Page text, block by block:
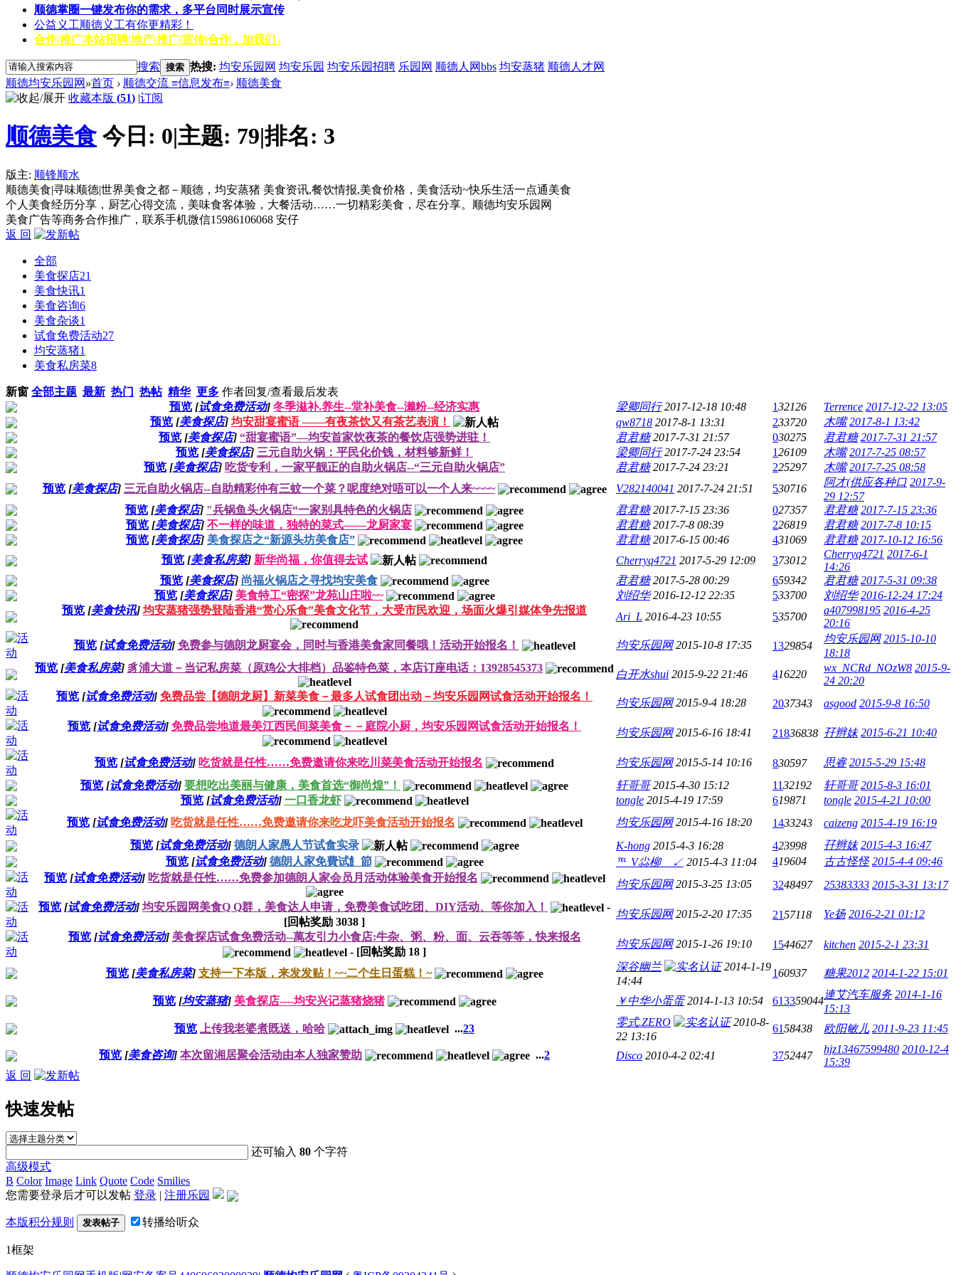
顺德掌圈一键发布你的需求，多平台同时展示宣传
公益义工顺德义工有你更精彩！
合作/推广本站招聘|地产|推广|宣传|合作，加我们↓
搜索 搜索 热搜: 均安乐园网 均安乐园 均安乐园招聘 乐园网 顺德人网bbs 均安蒸猪 顺德人才网
顺德均安乐园网 »首页 › 顺德交流 ≡信息发布≡› 顺德美食
收藏本版 (51) |订阅
顺德美食 今日: 0|主题: 79|排名: 3
版主: 顺锋顺水
顺德美食|寻味顺德|世界美食之都－顺德，均安蒸猪 美食资讯,餐饮情报,美食价格，美食活动~快乐生活一点通美食
个人美食经历分享，厨艺心得交流，美味食客体验，大餐活动……一切精彩美食，尽在分享。顺德均安乐园网
美食广告等商务合作推广，联系手机微信15986106068 安仔
返 回
全部
美食探店21
美食快讯1
美食咨询6
美食杂谈1
试食免费活动27
均安蒸猪1
美食私房菜8
新窗 全部主题 最新 热门 热帖 精华 更多 作者回复/查看最后发表
预览 [试食免费活动] 冬季滋补.养生--堂补美食--濑粉--经济实惠 梁卿同行 2017-12-18 10:48 132126 Terrence 2017-12-22 13:05
预览 [美食探店] 均安甜宴蜜语 ——有夜茶饮又有茶艺表演！ qw8718 2017-8-1 13:31 233720 木嘴 2017-8-1 13:42
预览 [美食探店] “甜宴蜜语”—均安首家饮夜茶的餐饮店强势进驻！ 君君糖 2017-7-31 21:57 030275 君君糖 2017-7-31 21:57
预览 [美食探店] 三元自助火锅：平民化价钱，材料够新鲜！ 梁卿同行 2017-7-24 23:54 126109 木嘴 2017-7-25 08:57
预览 [美食探店] 吃货专利，一家平靓正的自助火锅店--“三元自助火锅店” 君君糖 2017-7-24 23:21 225297 木嘴 2017-7-25 08:58
预览 [美食探店] 三元自助火锅店--自助精彩仲有三蚊一个菜？呢度绝对唔可以一个人来~~~~ V282140041 2017-7-24 21:51 530716
阿才(供应各种口 2017-9-
29 12:57
预览 [美食探店] "兵锅鱼头火锅店“一家别具特色的火锅店 君君糖 2017-7-15 23:36 027357 君君糖 2017-7-15 23:36
预览 [美食探店] 不一样的味道，独特的菜式——龙厨家宴 君君糖 2017-7-8 08:39 226819 君君糖 2017-7-8 10:15
预览 [美食探店] 美食探店之“新源头坊美食店” 君君糖 2017-6-15 00:46 431069 君君糖 2017-10-12 16:56
预览 [美食私房菜] 新华尚福，你值得去试 Cherryq4721 2017-5-29 12:09 373012
Cherryq4721 2017-6-1
14:26
预览 [美食探店] 尚福火锅店之寻找均安美食 君君糖 2017-5-28 00:29 659342 君君糖 2017-5-31 09:38
预览 [美食探店] 美食特工“密探”龙苑山庄啦~~ 刘绍华 2016-12-12 22:35 533700 刘绍华 2016-12-24 17:24
预览 [美食快讯] 均安蒸猪强势登陆香港“赏心乐食”美食文化节，大受市民欢迎，场面火爆引媒体争先报道
Ari_L 2016-4-23 10:55 535700
a407998195 2016-4-25
20:16
预览 [试食免费活动] 免费参与德朗龙厨宴会，同时与香港美食家同餐哦！活动开始报名！ 均安乐园网 2015-10-8 17:35 1329854
均安乐园网 2015-10-10
18:18
预览 [美食私房菜] 豸浦大道－当记私房菜（原鸡公大排档）品鉴特色菜，本店订座电话：13928545373
白开水shui 2015-9-22 21:46 416220
wx_NCRd_NOzW8 2015-9-
24 20:20
预览 [试食免费活动] 免费品尝【德朗龙厨】新菜美食－最多人试食团出动－均安乐园网试食活动开始报名！
均安乐园网 2015-9-4 18:28 2037343 asgood 2015-9-8 16:50
预览 [试食免费活动] 免费品尝地道最美江西民间菜美食－－庭院小厨，均安乐园网试食活动开始报名！
均安乐园网 2015-6-16 18:41 21836838 孖辫妹 2015-6-21 10:40
预览 [试食免费活动] 吃货就是任性……免费邀请你来吃川菜美食活动开始报名 均安乐园网 2015-5-14 10:16 830597 思睿 2015-5-29 15:48
预览 [试食免费活动] 要想吃出美丽与健康，美食首选“御尚煌”！ 轩哥哥 2015-4-30 15:12 1132192 轩哥哥 2015-8-3 16:01
预览 [试食免费活动] 一口香龙虾 tongle 2015-4-19 17:59 619871 tongle 2015-4-21 10:00
预览 [试食免费活动] 吃货就是任性……免费邀请你来吃龙吓美食活动开始报名 均安乐园网 2015-4-16 18:20 1433243 caizeng 2015-4-19 16:19
预览 [试食免费活动] 德朗人家愚人节试食实录 K-hong 2015-4-3 16:28 423998 孖辫妹 2015-4-3 16:47
预览 [试食免费活动] 德朗人家免費试飠節 ℡_V尛柳ゞ↙ 2015-4-3 11:04 419604 古古怪怪 2015-4-4 09:46
预览 [试食免费活动] 吃货就是任性……免费参加德朗人家会员月活动体验美食开始报名
均安乐园网 2015-3-25 13:05 3248497 25383333 2015-3-31 13:17
预览 [试食免费活动] 均安乐园网美食Q Q群，美食达人申请，免费美食试吃团、DIY活动、等你加入！
-
[回帖奖励 3038 ]
均安乐园网 2015-2-20 17:35 2157118 Ye扬 2016-2-21 01:12
预览 [试食免费活动] 美食探店试食免费活动--萬友引力小食店:牛杂、粥、粉、面、云吞等等，快来报名
- [回帖奖励 18 ]
均安乐园网 2015-1-26 19:10 1544627 kitchen 2015-2-1 23:31
预览 [美食私房菜] 支持一下本版，来发发贴！~~二个生日蛋糕！~
深谷幽兰
2014-1-19
14:44
160937 糖果2012 2014-1-22 15:01
预览 [均安蒸猪] 美食探店----均安兴记蒸猪烧猪 ￥中华小蛋蛋 2014-1-13 10:54 613359044
連艾汽车服务 2014-1-16
15:13
预览
上传我老婆煮既送，哈哈 ...23
零式.ZERO
2010-8-
22 13:16
6158438 欧阳敏儿 2011-9-23 11:45
预览 [美食咨询] 本次留湘居聚会活动由本人独家赞助 ...2 Disco 2010-4-2 02:41 3752447
hjz13467599480 2010-12-4
15:39
返 回
快速发帖
还可输入80 个字符
高级模式
B Color Image Link Quote Code Smilies
您需要登录后才可以发帖 登录 | 注册乐园
本版积分规则 发表帖子 转播给听众
1框架